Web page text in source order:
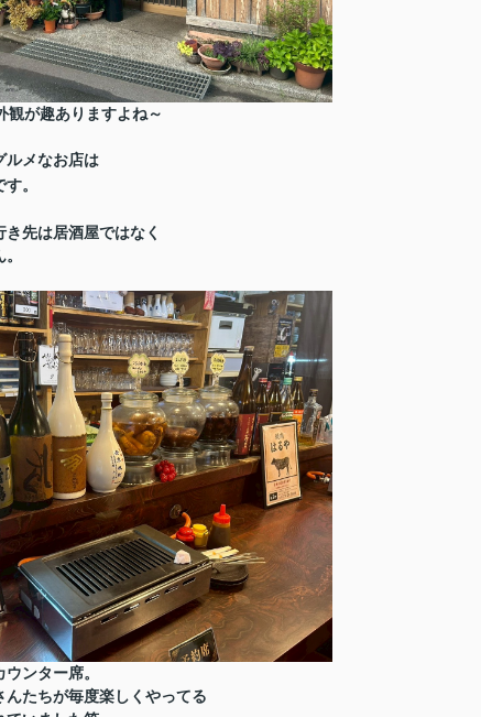
観が趣ありますよね～
ルメなお店は
。
先は居酒屋ではなく
ンター席。
たちが毎度楽しくやってる